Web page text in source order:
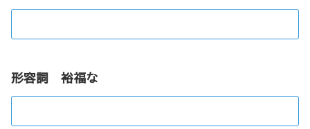
形容詞 裕福な